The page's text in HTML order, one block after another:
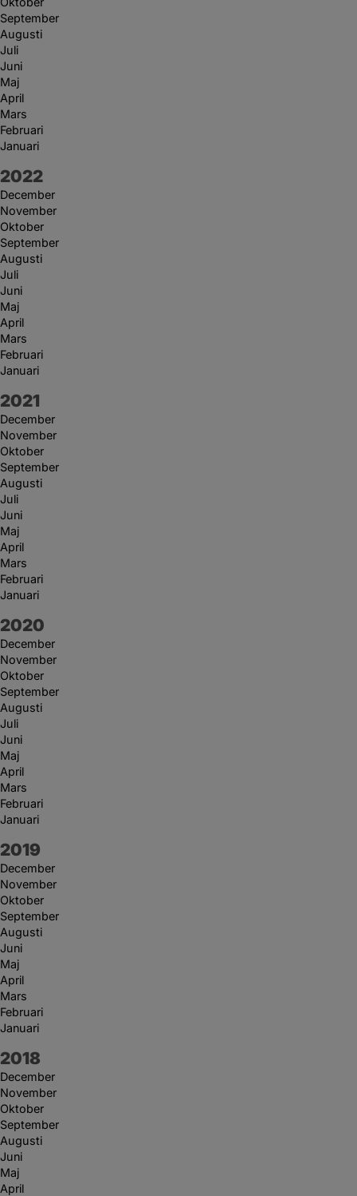
September
Augusti
Juli
Juni
Maj
April
Mars
Februari
Januari
År:
2022
December
November
Oktober
September
Augusti
Juli
Juni
Maj
April
Mars
Februari
Januari
År:
2021
December
November
Oktober
September
Augusti
Juli
Juni
Maj
April
Mars
Februari
Januari
År:
2020
December
November
Oktober
September
Augusti
Juli
Juni
Maj
April
Mars
Februari
Januari
År:
2019
December
November
Oktober
September
Augusti
Juni
Maj
April
Mars
Februari
Januari
År:
2018
December
November
Oktober
September
Augusti
Juni
Maj
April